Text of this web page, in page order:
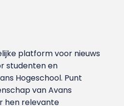
platform voor nieuws
studenten en
Hoge­school. Punt
van Avans
hen relevante